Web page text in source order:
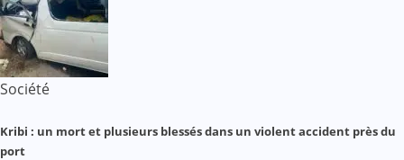
Société
Kribi : un mort et plusieurs blessés dans un violent accident près du
port